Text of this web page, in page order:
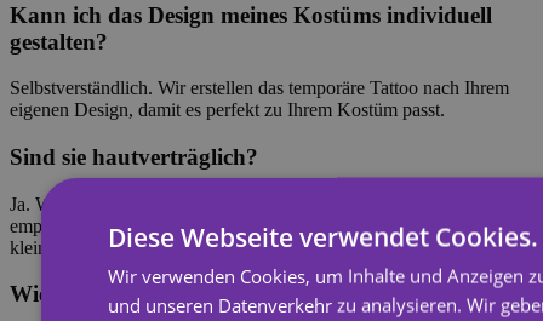
Kann ich das Design meines Kostüms individuell
gestalten?
Selbstverständlich. Wir erstellen das temporäre Tattoo nach Ihrem
eigenen Design, damit es perfekt zu Ihrem Kostüm passt.
Sind sie hautverträglich?
Ja. Wir verwenden hypoallergene und parabenfreie Tinten. Bei sehr
empfindlicher Haut empfehlen wir, das Produkt zunächst an einer
kleinen Stelle zu testen.
Wie lange halten sie?
Diese Webseite verwendet Cookies.
Wir verwenden Cookies, um Inhalte und Anzeigen
und unseren Datenverkehr zu analysieren. Wir